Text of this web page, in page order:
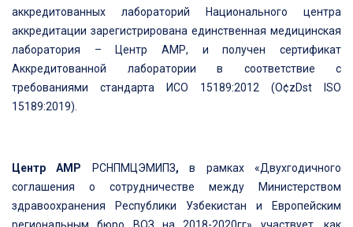
аккредитованных лабораторий Национального центра
аккредитации зарегистрирована единственная медицинская
лаборатория – Центр АМР, и получен сертификат
Аккредитованной лаборатории в соответствие с
требованиями стандарта ИСО 15189:2012 (O¢zDst ISO
15189:2019).
Центр АМР РСНПМЦЭМИПЗ,в рамках «Двухгодичного
соглашения о сотрудничестве между Министерством
здравоохранения Республики Узбекистан и Европейским